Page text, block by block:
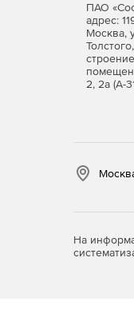
ПАО
адрес:
Москва,
2, 2а (А-
На